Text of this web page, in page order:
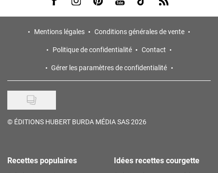
Mentions légales
Conditions générales de vente
Politique de confidentialité
Contact
Gérer les paramètres de confidentialité
© ÉDITIONS HUBERT BURDA MÉDIA SAS 2026
Recettes populaires Idées recettes courgette